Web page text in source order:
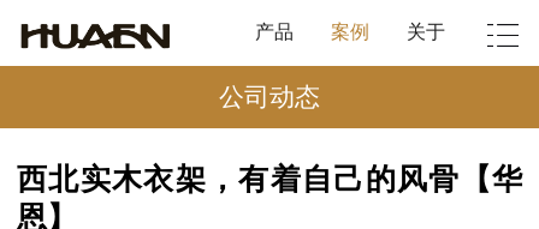
产品 案例 关于
公司动态
西北实木衣架，有着自己的风骨【华
恩】